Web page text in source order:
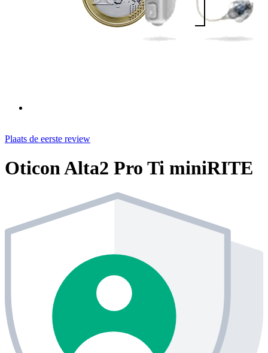
Plaats de eerste review
Oticon Alta2 Pro Ti miniRITE